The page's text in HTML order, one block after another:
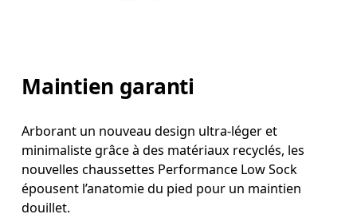
Maintien garanti
Arborant un nouveau design ultra-léger et
minimaliste grâce à des matériaux recyclés, les
nouvelles chaussettes Performance Low Sock
épousent l’anatomie du pied pour un maintien
douillet.